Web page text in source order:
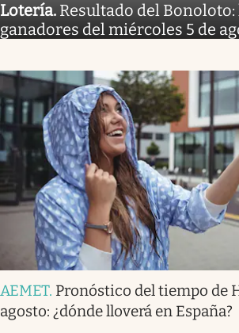
Lotería. Resultado del
ganadores del miércoles 5 de
AEMET. Pronóstico del tiempo de
agosto: ¿dónde lloverá en España?